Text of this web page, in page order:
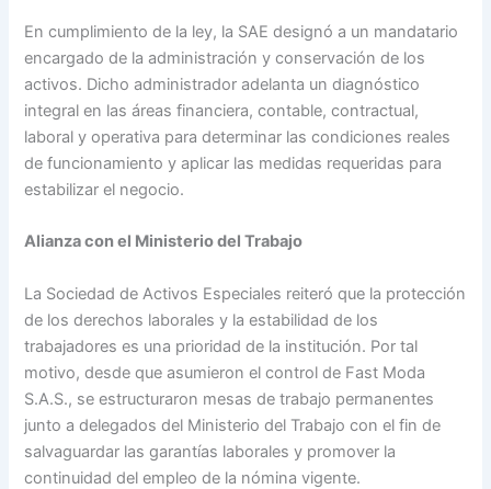
En cumplimiento de la ley, la SAE designó a un mandatario
encargado de la administración y conservación de los
activos. Dicho administrador adelanta un diagnóstico
integral en las áreas financiera, contable, contractual,
laboral y operativa para determinar las condiciones reales
de funcionamiento y aplicar las medidas requeridas para
estabilizar el negocio.
Alianza con el Ministerio del Trabajo
La Sociedad de Activos Especiales reiteró que la protección
de los derechos laborales y la estabilidad de los
trabajadores es una prioridad de la institución. Por tal
motivo, desde que asumieron el control de Fast Moda
S.A.S., se estructuraron mesas de trabajo permanentes
junto a delegados del Ministerio del Trabajo con el fin de
salvaguardar las garantías laborales y promover la
continuidad del empleo de la nómina vigente.